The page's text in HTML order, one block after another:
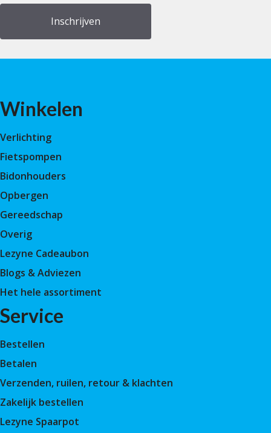
Winkelen
Verlichting
Fietspompen
Bidonhouders
Opbergen
Gereedschap
Overig
Lezyne Cadeaubon
Blogs & Adviezen
Het hele assortiment
Service
Bestellen
Betalen
Verzenden, ruilen, retour & klachten
Zakelijk bestellen
Lezyne Spaarpot